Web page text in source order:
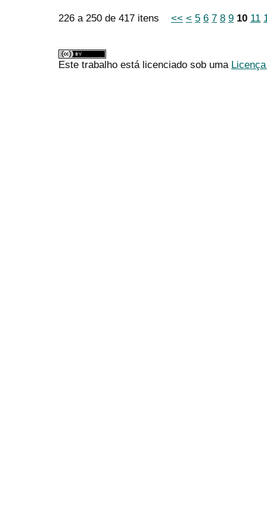
226 a 250 de 417 itens << < 5 6 7 8 9 10 11
Este trabalho está licenciado sob uma